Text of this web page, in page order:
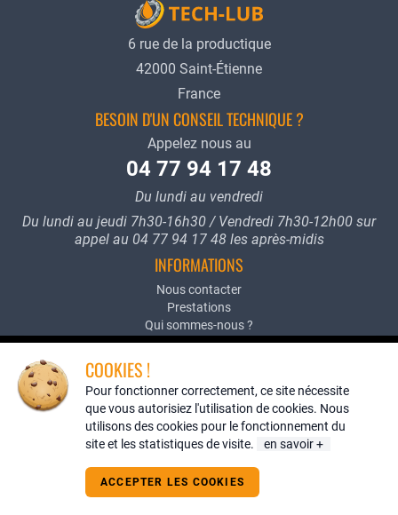
BESOIN D'UN CONSEIL TECHNIQUE ?
Appelez nous au
04 77 94 17 48
Du lundi au vendredi
Du lundi au jeudi 7h30-16h30 / Vendredi 7h30-12h00 sur
appel au 04 77 94 17 48 les après-midis
INFORMATIONS
Nous contacter
Prestations
Qui sommes-nous ?
Mentions légales
Conditions générales de vente
Politique de confidentialité
BOUTIQUE EN LIGNE
Créer un compte
Configurateur de flexibles
Hydraulique
6 rue de la productique
42000 Saint-Étienne
France
COOKIES !
Pour fonctionner correctement, ce site nécessite
que vous autorisiez l'utilisation de cookies. Nous
utilisons des cookies pour le fonctionnement du
site et les statistiques de visite.
en savoir +
ACCEPTER LES COOKIES